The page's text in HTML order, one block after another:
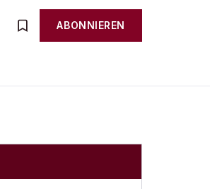
ABONNIEREN